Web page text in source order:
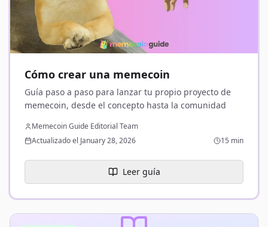
Cómo crear una memecoin
Guía paso a paso para lanzar tu propio proyecto de
memecoin, desde el concepto hasta la comunidad
Memecoin Guide Editorial Team
Actualizado el January 28, 2026
15 min
Leer guía